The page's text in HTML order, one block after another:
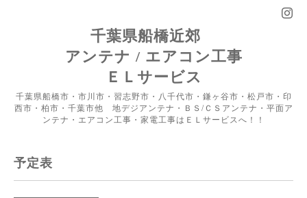
千葉県船橋近郊
アンテナ / エアコン工事
ＥＬサービス
千葉県船橋市・市川市・習志野市・八千代市・鎌ヶ谷市・松戸市・印
西市・柏市・千葉市他 地デジアンテナ・ＢＳ/ＣＳアンテナ・平面ア
ンテナ・エアコン工事・家電工事はＥＬサービスへ！！
予定表